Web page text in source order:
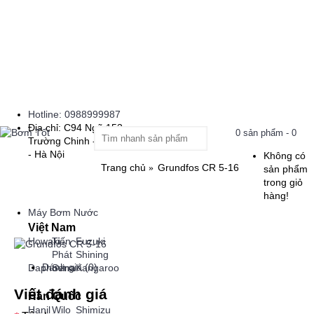
Hotline: 0988999987
Địa chỉ: C94 Ngõ 153
Trường Chinh - Thanh Xuân
- Hà Nội
0 sản phẩm - 0
Không có
sản phẩm
trong giỏ
hàng!
Máy Bơm Nước
Việt Nam
HowakiTiến
Phát
Fuzuki
Shining
Daphovina
SenaKangaroo
Hàn Quốc
HanilWilo Shimizu
Trang chủ Grundfos CR 5-16
Đánh giá (0)
Viết đánh giá